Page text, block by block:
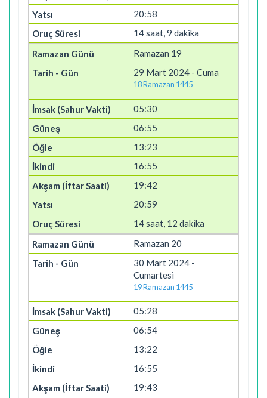
20:58
14 saat, 9 dakika
Ramazan 19
29 Mart 2024 - Cuma
18 Ramazan 1445
05:30
06:55
13:23
16:55
19:42
20:59
14 saat, 12 dakika
Ramazan 20
30 Mart 2024 -
Cumartesi
19 Ramazan 1445
05:28
06:54
13:22
16:55
19:43